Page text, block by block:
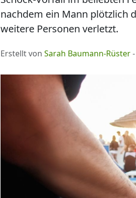
nachdem ein Mann plötzlich
weitere Personen verletzt.
Erstellt von Sarah Baumann-Rüster-